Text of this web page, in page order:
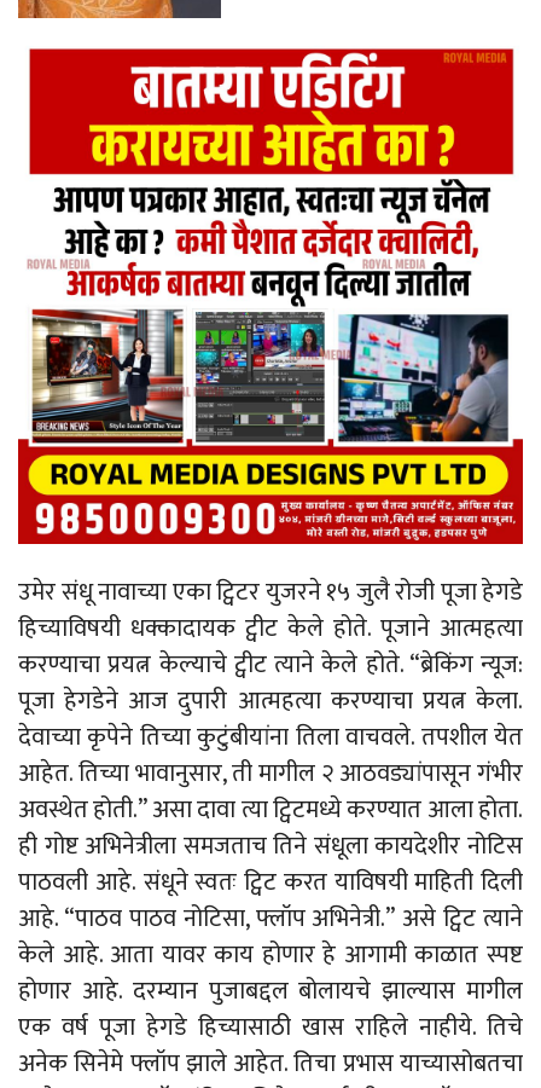
उमेर संधू नावाच्या एका ट्विटर युजरने १५ जुलै रोजी पूजा हेगडे
हिच्याविषयी धक्कादायक ट्वीट केले होते. पूजाने आत्महत्या
करण्याचा प्रयत्न केल्याचे ट्वीट त्याने केले होते. “ब्रेकिंग न्यूज:
पूजा हेगडेने आज दुपारी आत्महत्या करण्याचा प्रयत्न केला.
देवाच्या कृपेने तिच्या कुटुंबीयांना तिला वाचवले. तपशील येत
आहेत. तिच्या भावानुसार, ती मागील २ आठवड्यांपासून गंभीर
अवस्थेत होती.” असा दावा त्या ट्विटमध्ये करण्यात आला होता.
ही गोष्ट अभिनेत्रीला समजताच तिने संधूला कायदेशीर नोटिस
पाठवली आहे. संधूने स्वतः ट्विट करत याविषयी माहिती दिली
आहे. “पाठव पाठव नोटिसा, फ्लॉप अभिनेत्री.” असे ट्विट त्याने
केले आहे. आता यावर काय होणार हे आगामी काळात स्पष्ट
होणार आहे. दरम्यान पुजाबद्दल बोलायचे झाल्यास मागील
एक वर्ष पूजा हेगडे हिच्यासाठी खास राहिले नाहीये. तिचे
अनेक सिनेमे फ्लॉप झाले आहेत. तिचा प्रभास याच्यासोबतचा